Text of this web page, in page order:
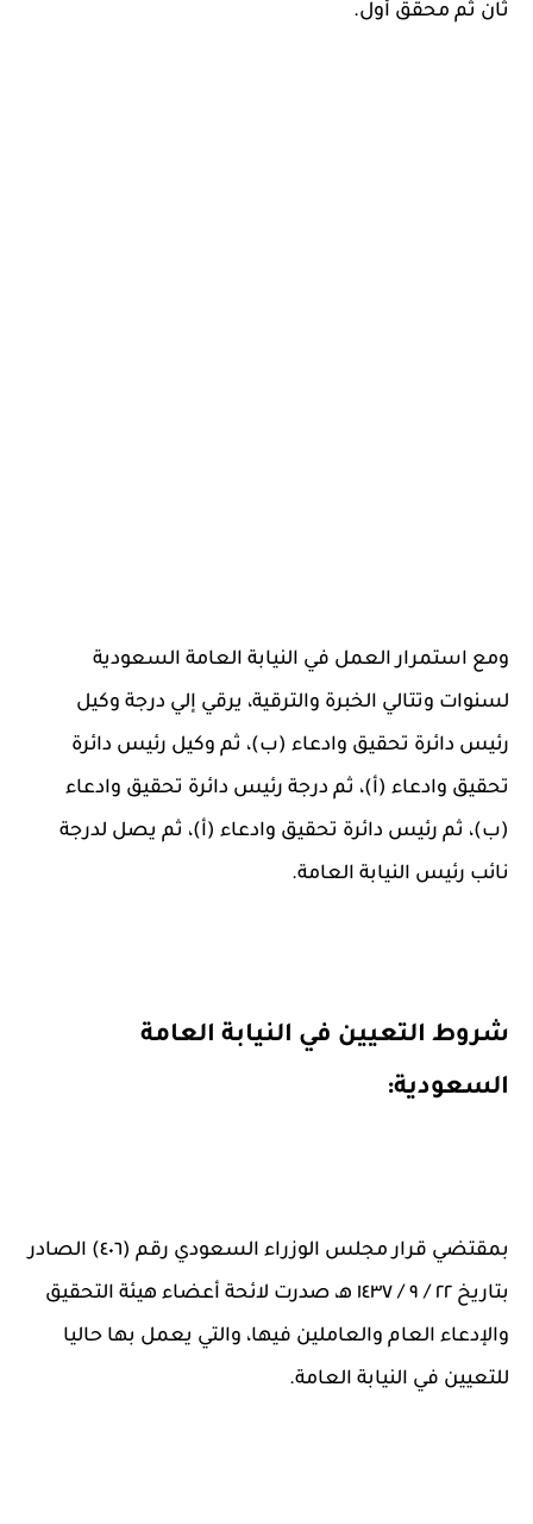
ثان ثم محقق أول.
ومع استمرار العمل في النيابة العامة السعودية
لسنوات وتتالي الخبرة والترقية، يرقي إلي درجة وكيل
رئيس دائرة تحقيق وادعاء (ب)، ثم وكيل رئيس دائرة
تحقيق وادعاء (أ)، ثم درجة رئيس دائرة تحقيق وادعاء
(ب)، ثم رئيس دائرة تحقيق وادعاء (أ)، ثم يصل لدرجة
نائب رئيس النيابة العامة.
شروط التعيين في النيابة العامة
السعودية:
بمقتضي قرار مجلس الوزراء السعودي رقم (٤٠٦) الصادر
بتاريخ ٢٢ / ٩ / ١٤٣٧ ه‍‍، صدرت لائحة أعضاء هيئة التحقيق
والإدعاء العام والعاملين فيها، والتي يعمل بها حاليا
للتعيين في النيابة العامة.